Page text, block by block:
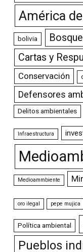
América
bolivia
Cartas y
Conservación
Defensores
Delitos ambientales
Infraestructura
Medioammbiente
oro ilegal pepe mujica
Política ambiental
Pueblos